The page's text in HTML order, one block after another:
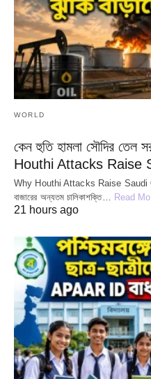
WORLD
কেন হুতি হামলা সৌদির তেল
Houthi Attacks Raise
Why Houthi Attacks Raise Saudi
বাজারের অন্যতম চালিকাশক্তি… Read
21 hours ago